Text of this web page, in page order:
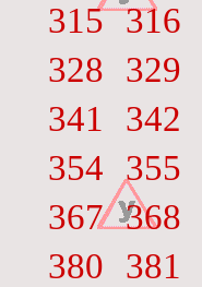
315 316
328
329
341
342
354
355
367 368
380
381